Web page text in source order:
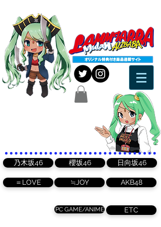
乃木坂46 櫻坂46 日向坂46
＝LOVE AKB48
≒JOY
PC GAME/ANIME ETC